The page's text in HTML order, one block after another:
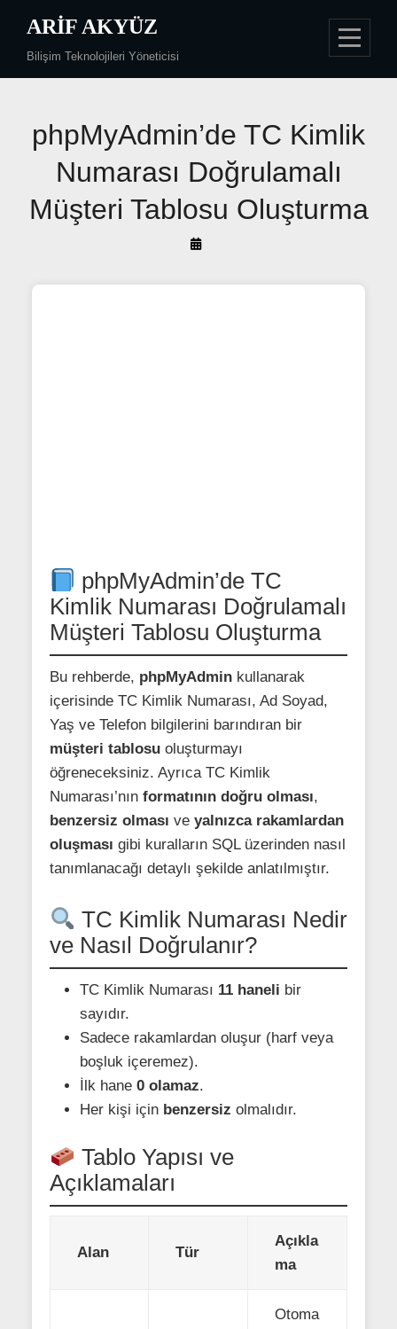
content
ARIF AKYÜZ
Bilişim Teknolojileri Yöneticisi
phpMyAdmin’de TC Kimlik
Numarası Doğrulamalı
Müşteri Tablosu Oluşturma
By
Akyüz
phpMyAdmin’de TC
Kimlik Numarası Doğrulamalı
Müşteri Tablosu Oluşturma
Bu rehberde, phpMyAdminkullanarak
içerisinde TC Kimlik Numarası, Ad Soyad,
Yaş ve Telefon bilgilerini barındıran bir
müşteri tablosuoluşturmayı
öğreneceksiniz. Ayrıca TC Kimlik
Numarası’nın formatının doğru olması,
benzersiz olması ve yalnızca rakamlardan
oluşması gibi kuralların SQL üzerinden nasıl
tanımlanacağı detaylı şekilde anlatılmıştır.
TC Kimlik Numarası Nedir
ve Nasıl Doğrulanır?
TC Kimlik Numarası 11 haneli bir
sayıdır.
Sadece rakamlardan oluşur (harf veya
boşluk içeremez).
İlk hane 0 olamaz.
Her kişi için benzersiz olmalıdır.
Tablo Yapısı ve
Açıklamaları
Alan Tür
Açıkla
ma
Otoma
Yazı
gezinmesi